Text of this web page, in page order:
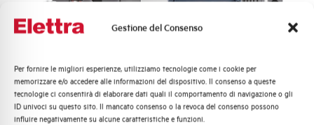
Gestione del Consenso
Per fornire le migliori esperienze, utilizziamo tecnologie come i cookie per
memorizzare e/o accedere alle informazioni del dispositivo. Il consenso a queste
tecnologie ci consentirà di elaborare dati quali il comportamento di navigazione o gli
ID univoci su questo sito. Il mancato consenso o la revoca del consenso possono
influire negativamente su alcune caratteristiche e funzioni.
Quali argomenti ti interessano di più?
Distribuzione di Energia
Automazione Industriale